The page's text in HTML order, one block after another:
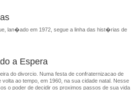
lan�ado em 1972, segue a linha das hist�rias de
a Espera
do divorcio. Numa festa de confraternizacao de
ao tempo, em 1960, na sua cidade natal. Nesse
o poder de decidir os proximos passos de sua vida